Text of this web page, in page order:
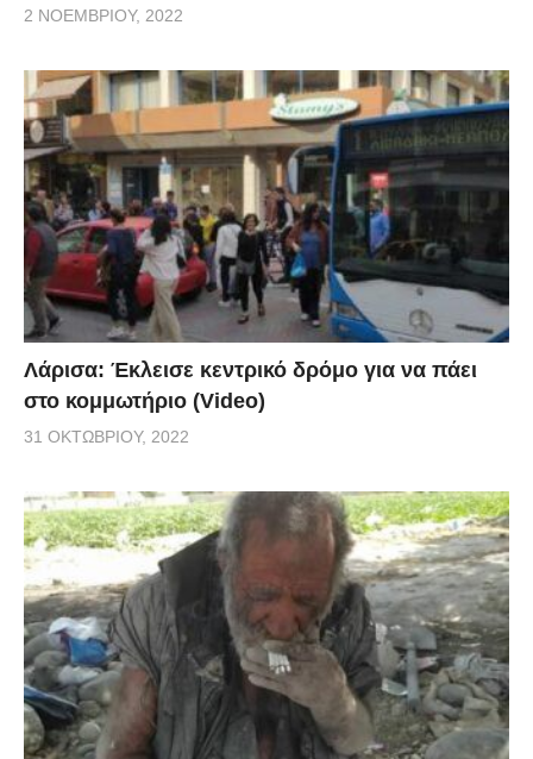
2 ΝΟΕΜΒΡΊΟΥ, 2022
Λάρισα: Έκλεισε κεντρικό δρόμο για να πάει
στο κομμωτήριο (Video)
31 ΟΚΤΩΒΡΊΟΥ, 2022